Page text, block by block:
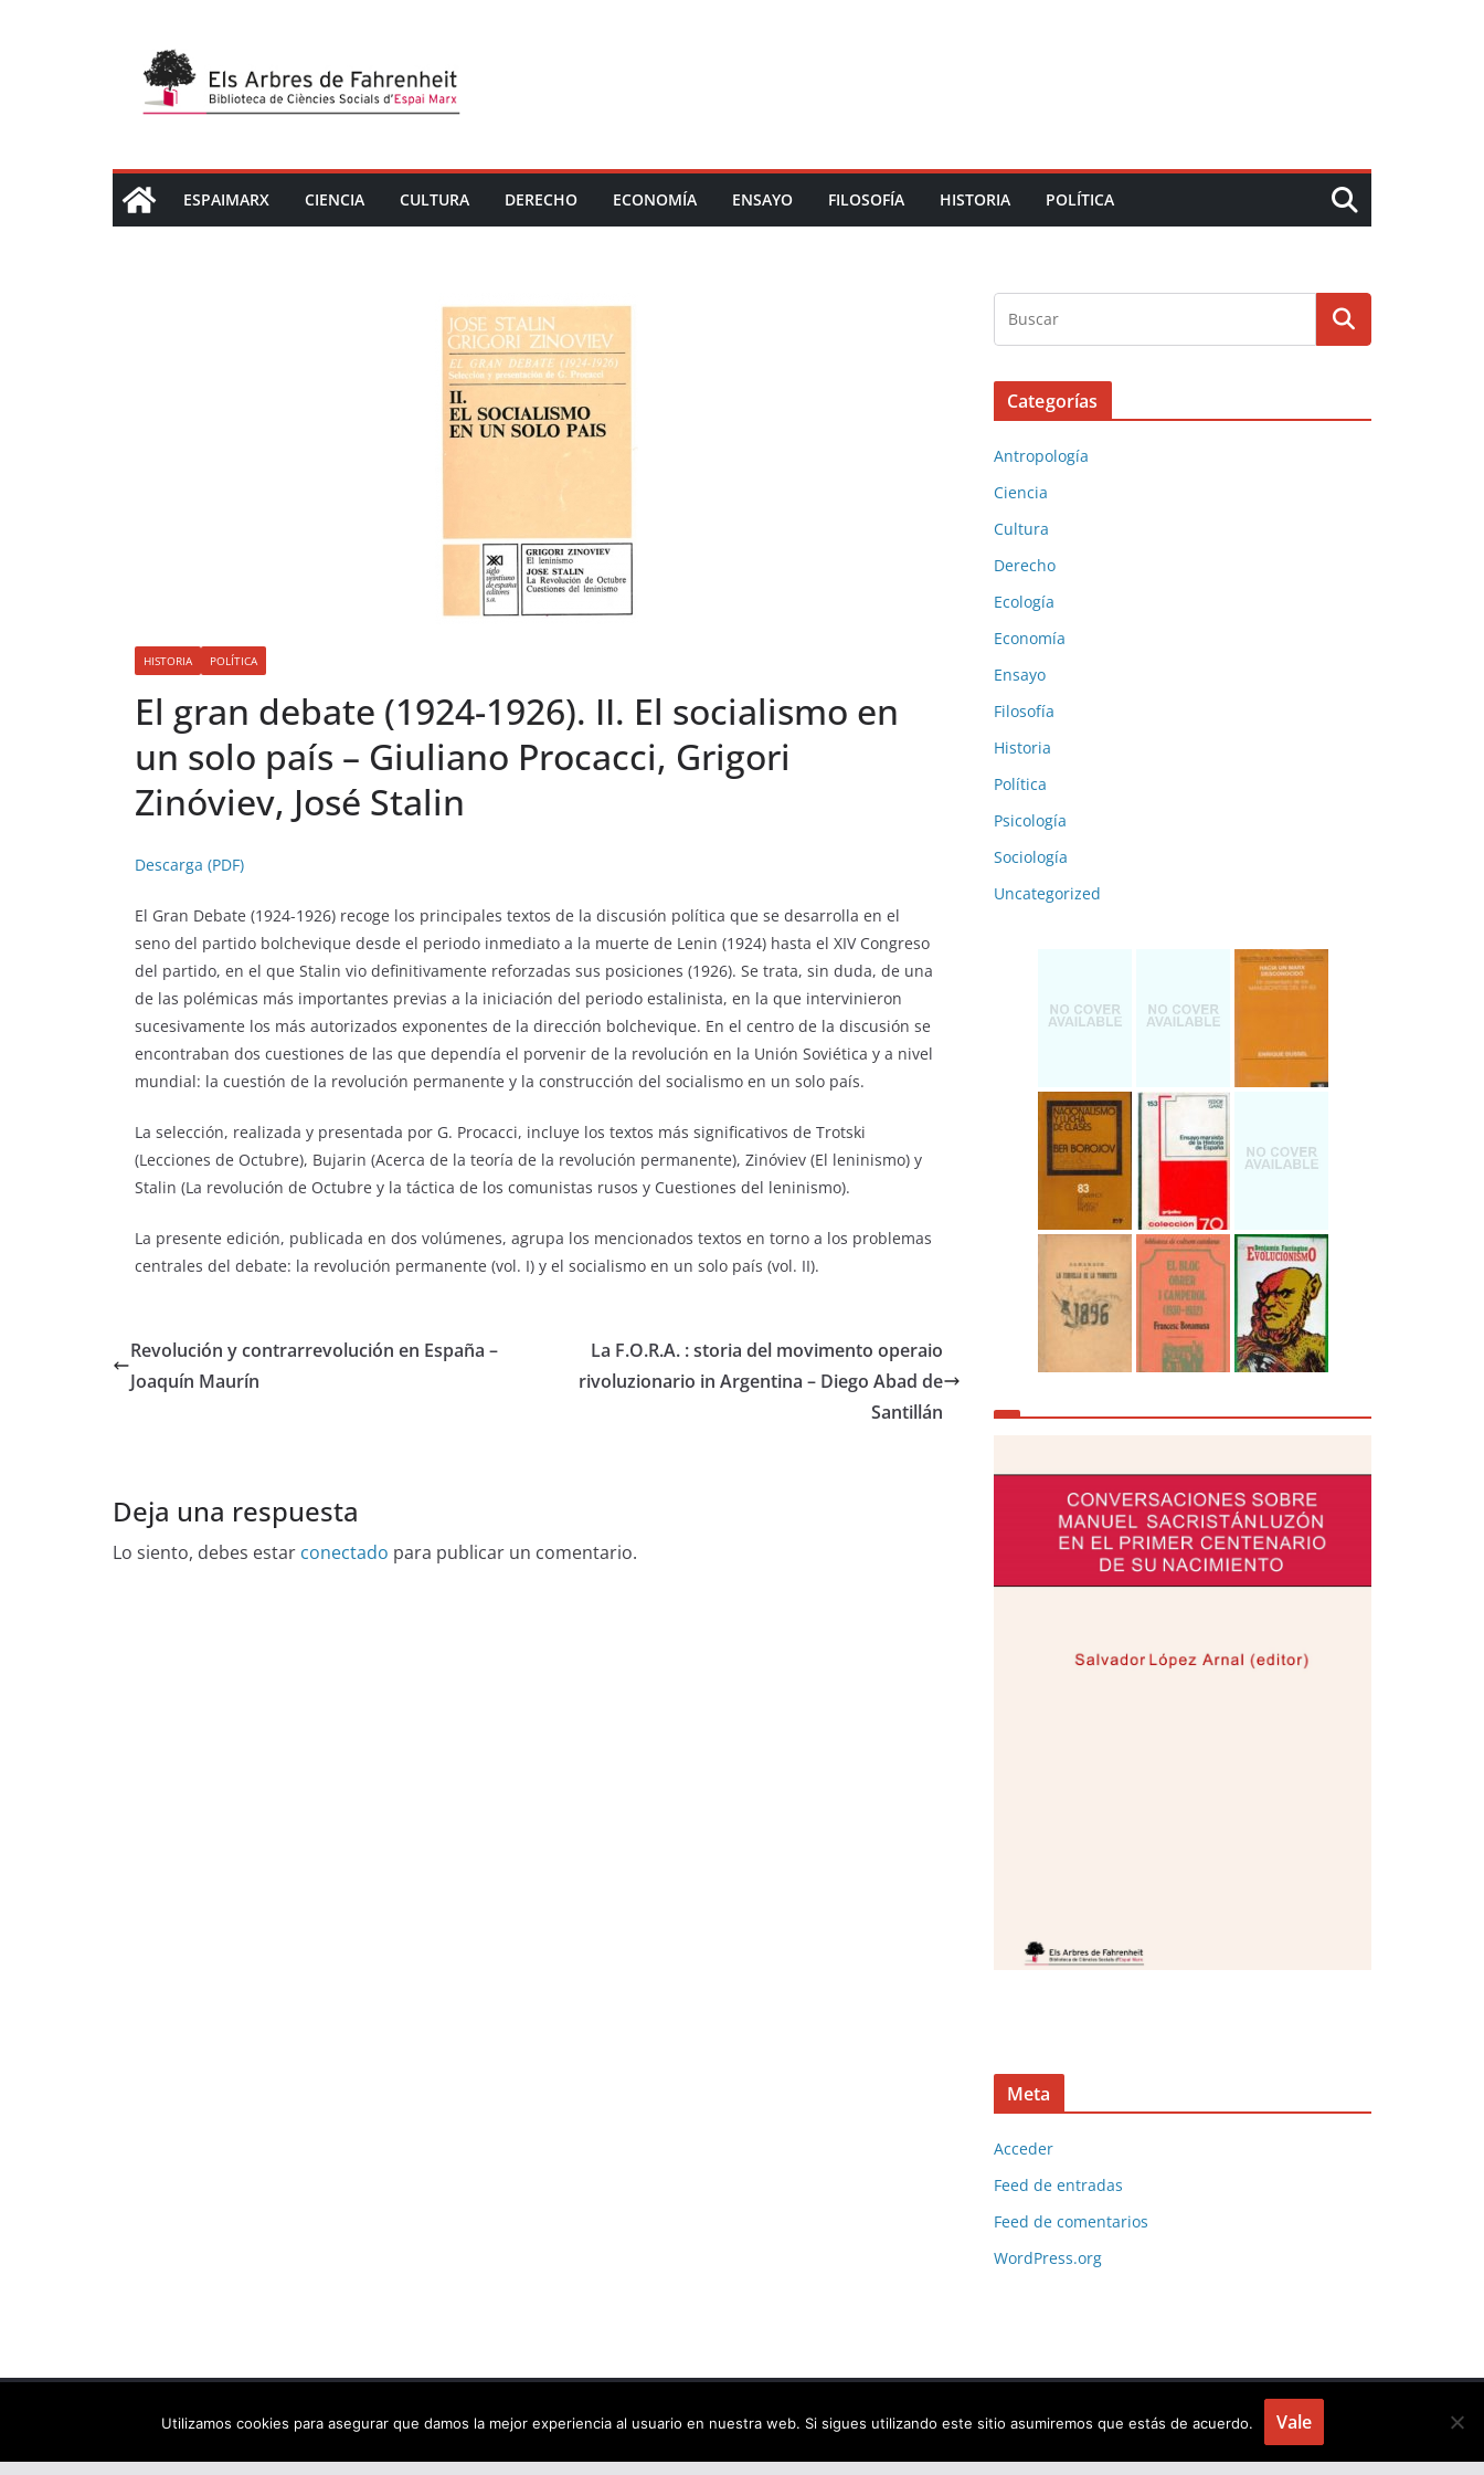
ESPAIMARX CIENCIA CULTURA DERECHO ECONOMÍA ENSAYO FILOSOFÍA HISTORIA POLÍTICA
HISTORIA POLÍTICA
El gran debate (1924-1926). II. El socialismo en
un solo país – Giuliano Procacci, Grigori
Zinóviev, José Stalin
Descarga (PDF)
El Gran Debate (1924-1926) recoge los principales textos de la discusión política que se desarrolla en el
seno del partido bolchevique desde el periodo inmediato a la muerte de Lenin (1924) hasta el XIV Congreso
del partido, en el que Stalin vio definitivamente reforzadas sus posiciones (1926). Se trata, sin duda, de una
de las polémicas más importantes previas a la iniciación del periodo estalinista, en la que intervinieron
sucesivamente los más autorizados exponentes de la dirección bolchevique. En el centro de la discusión se
encontraban dos cuestiones de las que dependía el porvenir de la revolución en la Unión Soviética y a nivel
mundial: la cuestión de la revolución permanente y la construcción del socialismo en un solo país.
La selección, realizada y presentada por G. Procacci, incluye los textos más significativos de Trotski
(Lecciones de Octubre), Bujarin (Acerca de la teoría de la revolución permanente), Zinóviev (El leninismo) y
Stalin (La revolución de Octubre y la táctica de los comunistas rusos y Cuestiones del leninismo).
La presente edición, publicada en dos volúmenes, agrupa los mencionados textos en torno a los problemas
centrales del debate: la revolución permanente (vol. I) y el socialismo en un solo país (vol. II).
Revolución y contrarrevolución en España –
Joaquín Maurín
La F.O.R.A. : storia del movimento operaio
rivoluzionario in Argentina – Diego Abad de
Santillán
Deja una respuesta
Lo siento, debes estar conectado para publicar un comentario.
Categorías
Antropología
Ciencia
Cultura
Derecho
Ecología
Economía
Ensayo
Filosofía
Historia
Política
Psicología
Sociología
Uncategorized
Meta
Acceder
Feed de entradas
Feed de comentarios
WordPress.org
Copyright © 2026 Els arbres de Fahrenheit: biblioteca virtual
. Todos los derechos reservados.
Utilizamos cookies para asegurar que damos la mejor experiencia al usuario en nuestra web. Si sigues utilizando este sitio asumiremos que estás de acuerdo. Vale